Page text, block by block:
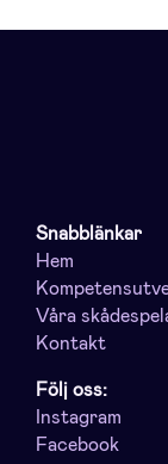
Snabblänkar
Hem
Våra
Kontakt
Följ oss:
Instagram
Facebook